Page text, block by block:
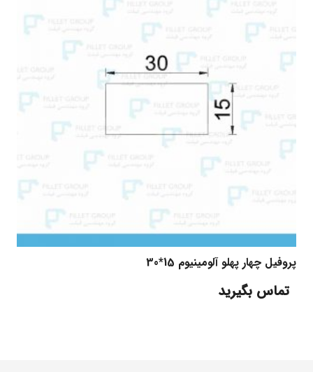
پروفیل چهار پهلو آلومینیوم 15*30
تماس بگیرید